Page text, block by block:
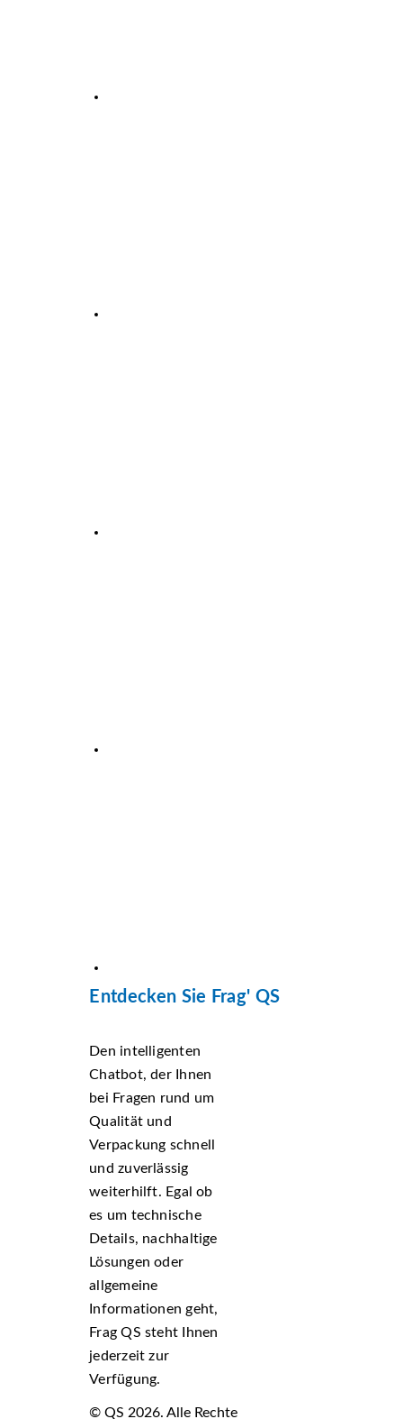
Entdecken Sie Frag' QS
Den intelligenten
Chatbot, der Ihnen
bei Fragen rund um
Qualität und
Verpackung schnell
und zuverlässig
weiterhilft. Egal ob
es um technische
Details, nachhaltige
Lösungen oder
allgemeine
Informationen geht,
Frag QS steht Ihnen
jederzeit zur
Verfügung.
© QS 2026. Alle Rechte